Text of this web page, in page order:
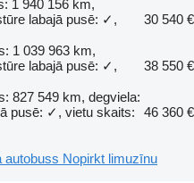
1 940 156 km,
labajā pusē: ✓,
30 540 €
1 039 963 km,
labajā pusē: ✓,
38 550 €
827 549 km, degviela:
pusē: ✓, vietu skaits:
46 360 €
autobuss Nopirkt limuzīnu